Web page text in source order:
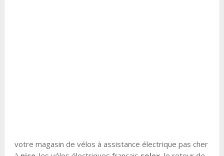
votre magasin de vélos à assistance électrique pas cher